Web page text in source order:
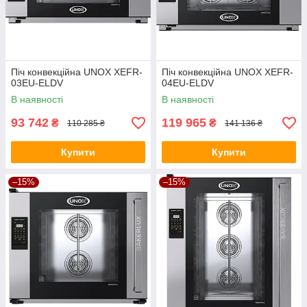
Піч конвекційна UNOX XEFR-
03EU-ELDV
В наявності
93 742 ₴ 110 285 ₴
Купити
Піч конвекційна UNOX XEFR-
04EU-ELDV
В наявності
119 965 ₴ 141 136 ₴
Купити
–15% –15%